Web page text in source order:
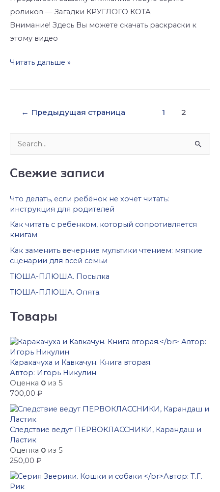
роликов — Загадки КРУГЛОГО КОТА
Внимание! Здесь Вы можете скачать раскраски к
этому видео
Читать дальше »
← Предыдущая страница 1 2
и
к
Свежие записи
Что делать, если ребёнок не хочет читать:
инструкция для родителей
Как читать с ребенком, который сопротивляется
книгам
Как заменить вечерние мультики чтением: мягкие
сценарии для всей семьи
ТЮША-ПЛЮША. Посылка
ТЮША-ПЛЮША. Опята.
Товары
Каракачуха и Кавкачун. Книга вторая.
Автор: Игорь Никулин
Оценка 0 из 5
700,00 ₽
Следствие ведут ПЕРВОКЛАССНИКИ, Карандаш и
Ластик
Оценка 0 из 5
250,00 ₽